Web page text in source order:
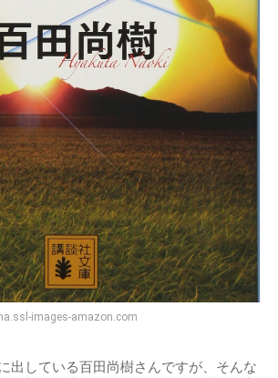
images-amazon.com
出している百田尚樹さんですが、そんな